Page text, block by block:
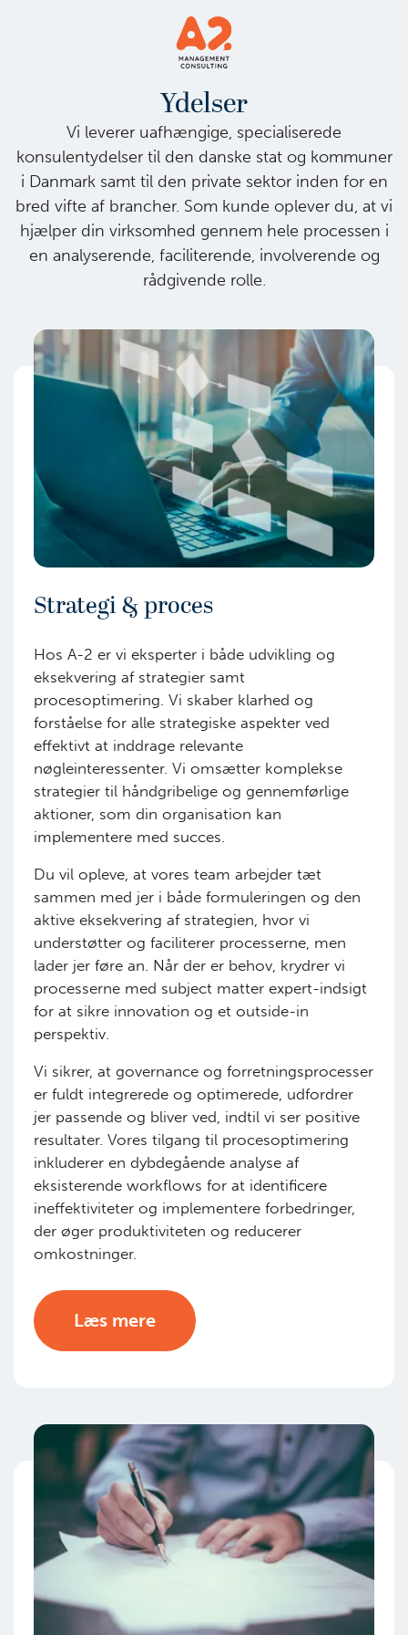
Ydelser
Vi leverer uafhængige, specialiserede
konsulentydelser til den danske stat og kommuner
i Danmark samt til den private sektor inden for en
bred vifte af brancher. Som kunde oplever du, at vi
hjælper din virksomhed gennem hele processen i
en analyserende, faciliterende, involverende og
rådgivende rolle.
Strategi & proces
Hos A-2 er vi eksperter i både udvikling og
eksekvering af strategier samt
procesoptimering. Vi skaber klarhed og
forståelse for alle strategiske aspekter ved
effektivt at inddrage relevante
nøgleinteressenter. Vi omsætter komplekse
strategier til håndgribelige og gennemførlige
aktioner, som din organisation kan
implementere med succes.
Du vil opleve, at vores team arbejder tæt
sammen med jer i både formuleringen og den
aktive eksekvering af strategien, hvor vi
understøtter og faciliterer processerne, men
lader jer føre an. Når der er behov, krydrer vi
processerne med subject matter expert-indsigt
for at sikre innovation og et outside-in
perspektiv.
Vi sikrer, at governance og forretningsprocesser
er fuldt integrerede og optimerede, udfordrer
jer passende og bliver ved, indtil vi ser positive
resultater. Vores tilgang til procesoptimering
inkluderer en dybdegående analyse af
eksisterende workflows for at identificere
ineffektiviteter og implementere forbedringer,
der øger produktiviteten og reducerer
omkostninger.
Læs mere